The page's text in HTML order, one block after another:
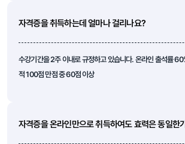
자격증을 취득하는데 얼마나 걸리나요?
수강기간을 2주 이내로 규정하고 있습니다. 온라인 출석률
적 100점 만점 중 60점 이상
자격증을 온라인만으로 취득하여도 효력은 동일한